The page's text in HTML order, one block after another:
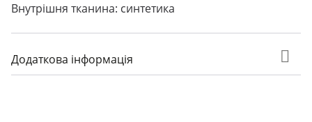
Внутрішня тканина: синтетика
Додаткова інформація